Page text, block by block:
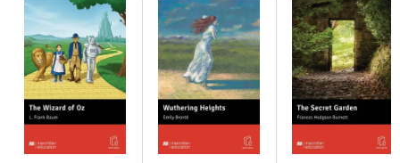
Schloss . . . Geschrieben wie ein Schauspiel enthält diese
Lektüre zahlreiche Original-Zitate aus Macbeth.